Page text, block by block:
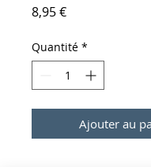
8,95 €Prix
Quantité *
Ajouter au